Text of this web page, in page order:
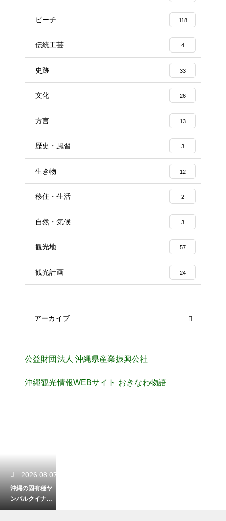
ビーチ 118
伝統工芸 4
史跡 33
文化 26
方言 13
歴史・風習 3
生き物 12
移住・生活 2
自然・気候 3
観光地 57
観光計画 24
アーカイブ
公益財団法人 沖縄県産業振興公社
沖縄観光情報WEBサイト おきなわ物語
2026.08.07
沖縄の固有種ヤ
ンバルクイナの
生息地はどこ？